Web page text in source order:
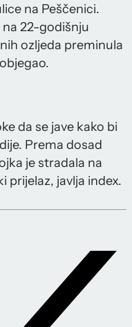
na Peščenici.
22-godišnju
ozljeda preminula
da se jave kako bi
Prema dosad
je stradala na
prijelaz, javlja index.